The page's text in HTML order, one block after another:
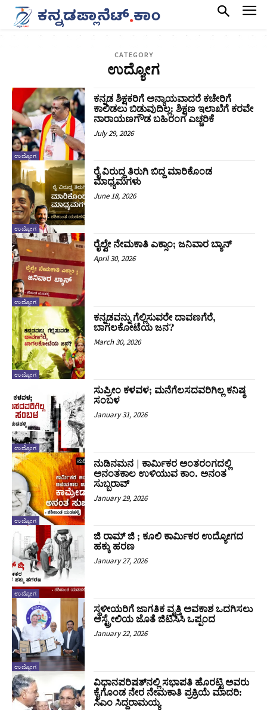
CATEGORY
ಉದ್ಯೋಗ
ಉದ್ಯೋಗ
ಕನ್ನಡ ಶಿಕ್ಷಕರಿಗೆ ಅನ್ಯಾಯವಾದರೆ ಕಚೇರಿಗೆ
ಕಾಲಿಡಲು ಬಿಡುವುದಿಲ್ಲ: ಶಿಕ್ಷಣ ಇಲಾಖೆಗೆ ಕರವೇ
ನಾರಾಯಣಗೌಡ ಬಹಿರಂಗ ಎಚ್ಚರಿಕೆ
July 29, 2026
ಉದ್ಯೋಗ
ರೈ ವಿರುದ್ಧ ತಿರುಗಿ ಬಿದ್ದ ಮಾರಿಕೊಂಡ
ಮಾಧ್ಯಮಗಳು
June 18, 2026
ಉದ್ಯೋಗ
ರೈಲ್ವೇ ನೇಮಕಾತಿ ಎಕ್ಸಾಂ; ಜನಿವಾರ ಬ್ಯಾನ್
April 30, 2026
ಉದ್ಯೋಗ
ಕನ್ನಡವನ್ನು ಗೆಲ್ಲಿಸುವರೇ ದಾವಣಗೆರೆ,
ಬಾಗಲಕೋಟೆಯ ಜನ?
March 30, 2026
ಉದ್ಯೋಗ
ಸುಪ್ರೀಂ ಕಳವಳ; ಮನೆಗೆಲಸದವರಿಗಿಲ್ಲ ಕನಿಷ್ಠ
ಸಂಬಳ
January 31, 2026
ಉದ್ಯೋಗ
ನುಡಿನಮನ | ಕಾರ್ಮಿಕರ ಅಂತರಂಗದಲ್ಲಿ
ಅನಂತಕಾಲ ಉಳಿಯುವ ಕಾಂ. ಅನಂತ
ಸುಬ್ಬರಾವ್
January 29, 2026
ಉದ್ಯೋಗ
ಜಿ ರಾಮ್ ಜಿ ; ಕೂಲಿ ಕಾರ್ಮಿಕರ ಉದ್ಯೋಗದ
ಹಕ್ಕು ಹರಣ
January 27, 2026
ಉದ್ಯೋಗ
ಸ್ಥಳೀಯರಿಗೆ ಜಾಗತಿಕ ವೃತ್ತಿ ಅವಕಾಶ ಒದಗಿಸಲು
ಆಸ್ಟ್ರೇಲಿಯ ಜೊತೆ ಜಿಟಿಸಿಸಿ ಒಪ್ಪಂದ
January 22, 2026
ವಿಧಾನಪರಿಷತ್‌ನಲ್ಲಿ ಸಭಾಪತಿ ಹೊರಟ್ಟಿ ಅವರು
ಕೈಗೊಂಡ ನೇರ ನೇಮಕಾತಿ ಪ್ರಕ್ರಿಯೆ ಮಾದರಿ:
ಸಿಎಂ ಸಿದ್ದರಾಮಯ್ಯ